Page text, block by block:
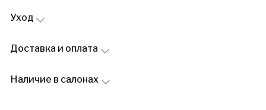
Уход
Доставка и оплата
Наличие в салонах